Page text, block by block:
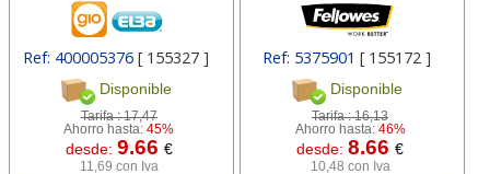
Ref: 400005376[ 155327 ]
Disponible
Tarifa :17,47
Ahorro hasta:45%
desde: 9.66 €
11,69 con Iva
Ref: 5375901[ 155172 ]
Disponible
Tarifa :16,13
Ahorro hasta: 46%
desde:8.66€
10,48 con Iva